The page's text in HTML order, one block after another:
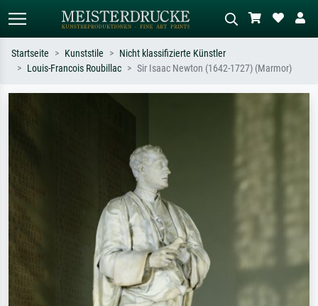
Suchen Sie nach Künstlern, Werktiteln
Startseite Kunststile
Nicht klassifizierte Künstler
Louis-Francois Roubillac
Sir Isaac Newton (1642-1727) (Marmor)